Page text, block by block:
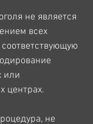
всех
или
центрах.
не